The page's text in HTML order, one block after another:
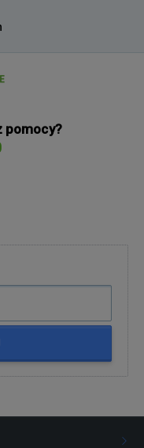
pomocy?